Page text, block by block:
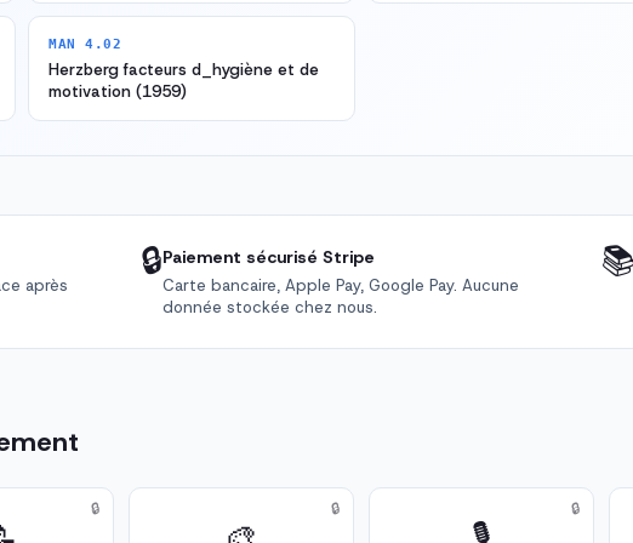
MAN 4.02
Herzberg facteurs d_hygiène et de
motivation (1959)
après
🔒Paiement sécurisé Stripe
Carte bancaire, Apple Pay, Google Pay. Aucune
donnée stockée chez nous.
🔒 🔒 🔒